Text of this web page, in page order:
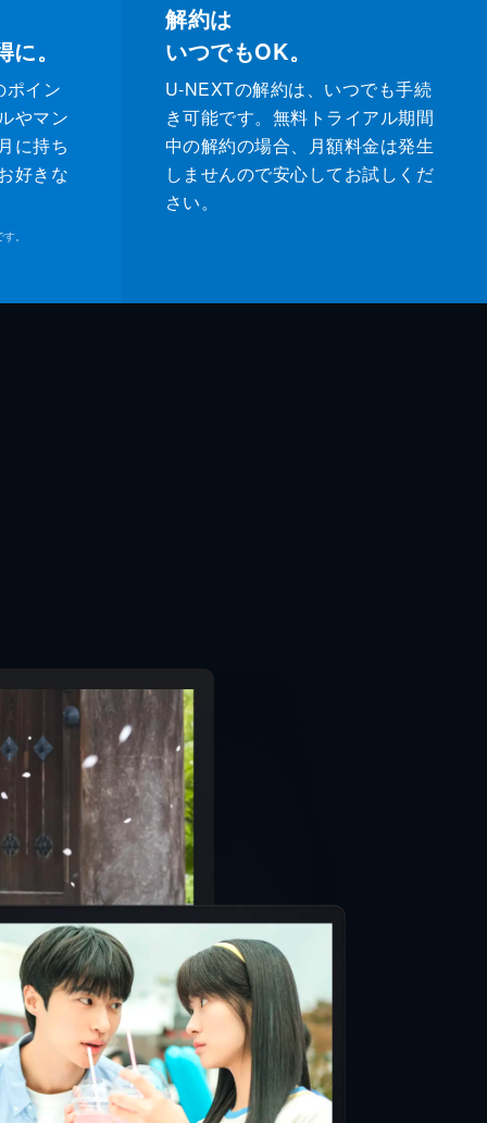
。
ポイン
やマン
に持ち
好きな
。
解約は
いつでもOK。
U-NEXTの解約は、いつでも手続
き可能です。無料トライアル期間
中の解約の場合、月額料金は発生
しませんので安心してお試しくだ
さい。